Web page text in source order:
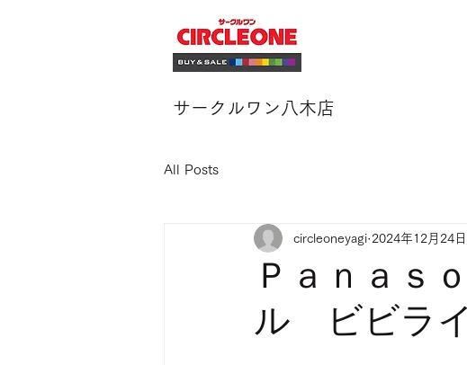
サークルワン八木店
All Posts
Ｐａｎａｓ
ル ビビラ
circleoneyagi 2024年12月24日